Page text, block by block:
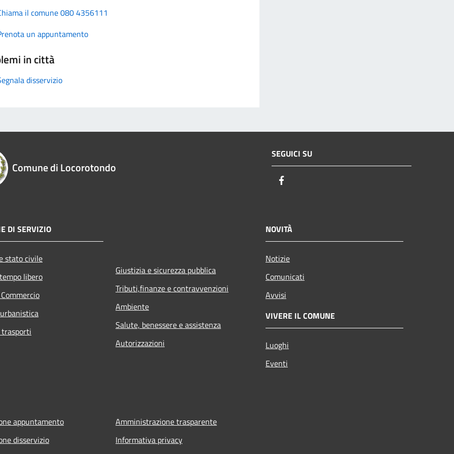
il comune 080 4356111
un appuntamento
in città
disservizio
Comune di Locorotondo
SEGUICI SU
DI SERVIZIO
stato civile
libero
Giustizia e sicurezza pubblica
Tributi,finanze e contravvenzioni
Ambiente
Salute, benessere e assistenza
Autorizzazioni
NOVITÀ
Notizie
Comunicati
Avvisi
VIVERE IL COMUNE
Luoghi
Eventi
appuntamento
disservizio
Amministrazione trasparente
Informativa privacy